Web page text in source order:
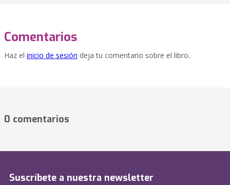
Comentarios
Haz el inicio de sesión deja tu comentario sobre el libro.
0 comentarios
Suscríbete a nuestra newsletter